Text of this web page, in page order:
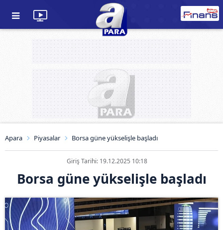
Apara Piyasalar Borsa güne yükselişle başladı
Giriş Tarihi: 19.12.2025 10:18
Borsa güne yükselişle başladı